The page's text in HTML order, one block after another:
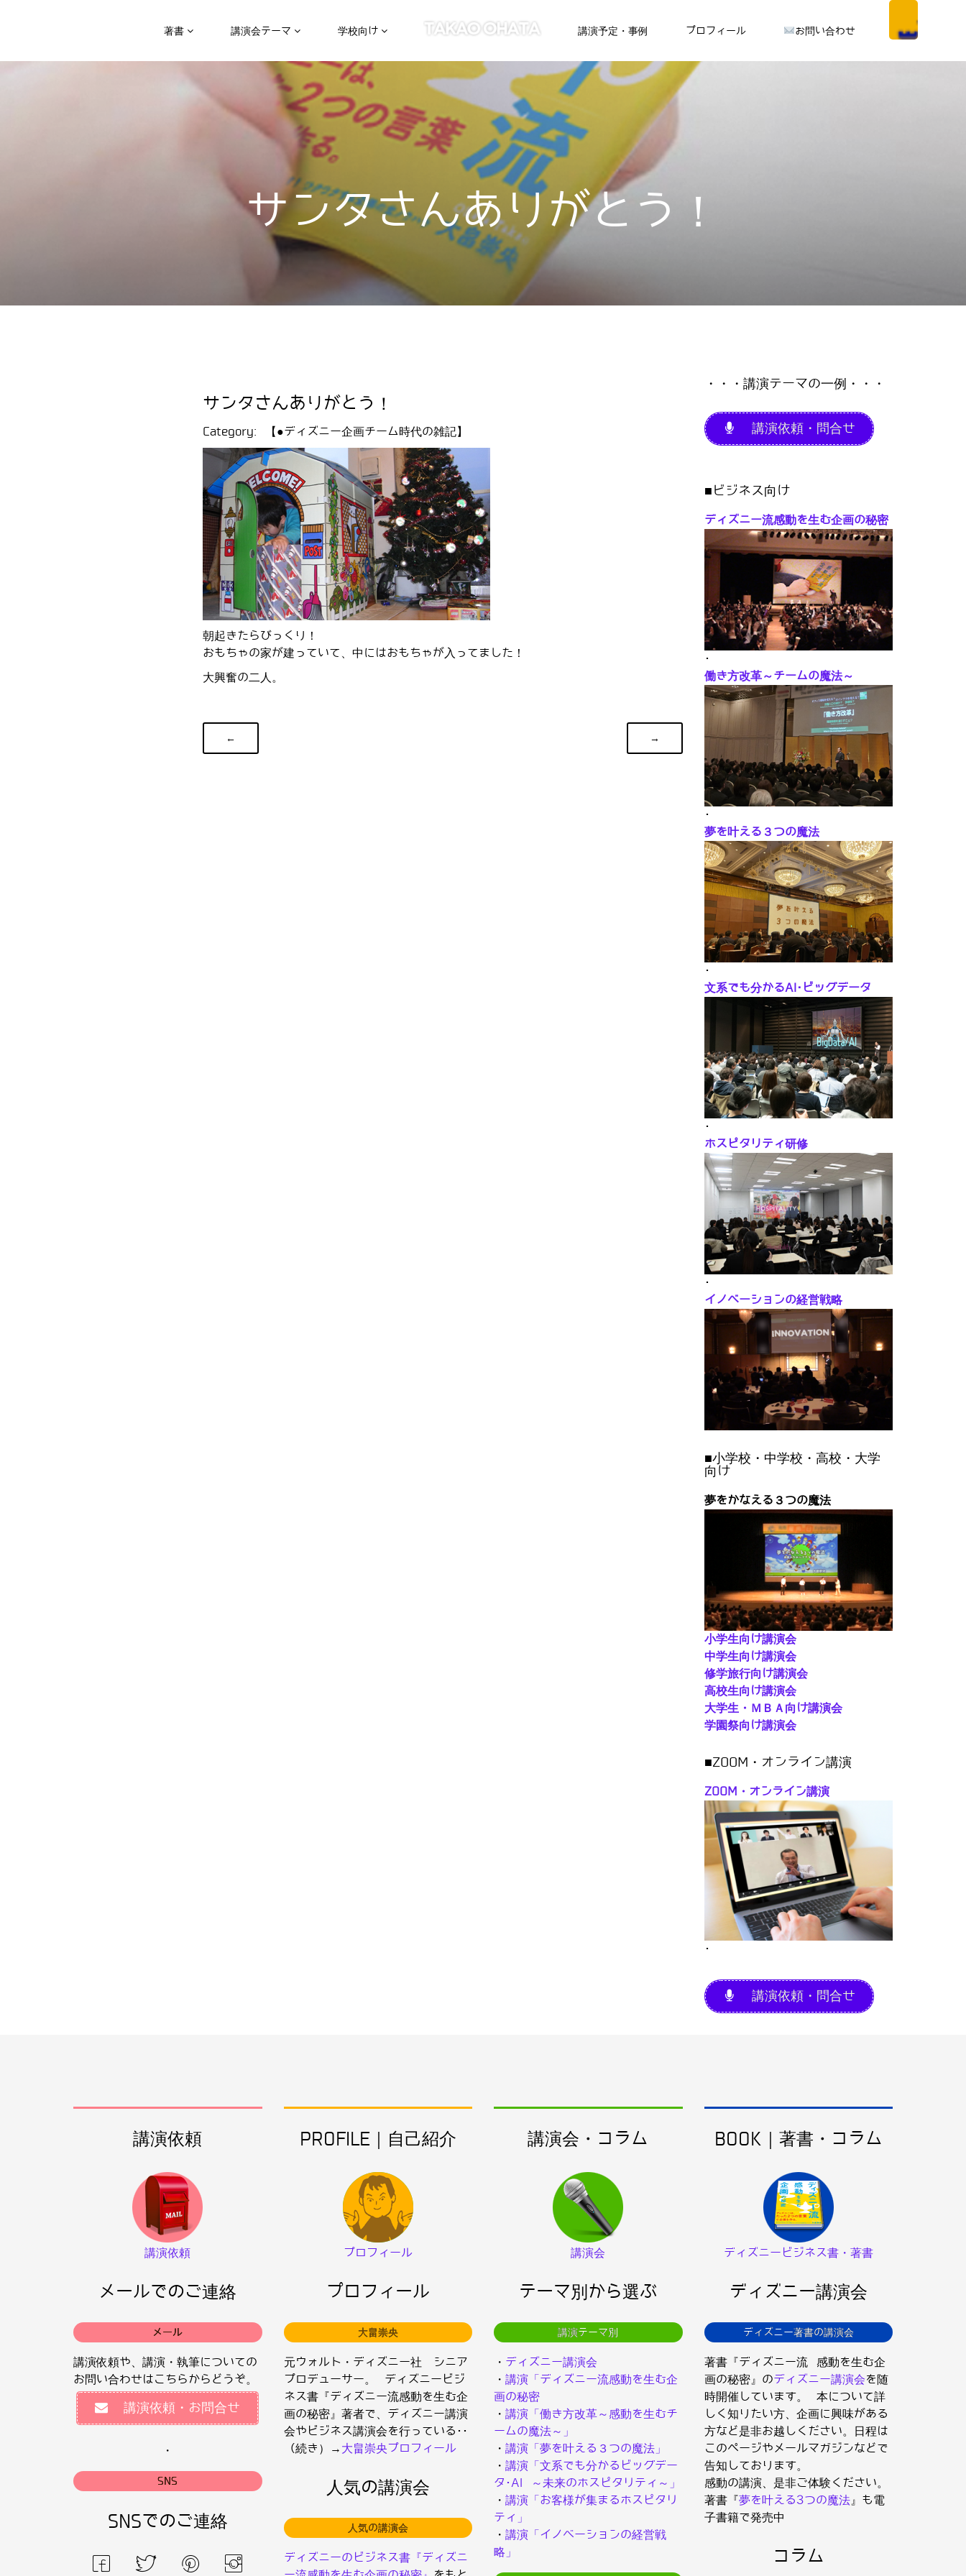
著書 講演会テーマ 学校向け 講演予定・事例 プロフィール お問い合わせ
サンタさんありがとう！
サンタさんありがとう！
Category: 【●ディズニー企画チーム時代の雑記】
朝起きたらびっくり！
おもちゃの家が建っていて、中にはおもちゃが入ってました！
大興奮の二人。
← →
・・・講演テーマの一例・・・
講演依頼・問合せ
■ビジネス向け
ディズニー流感動を生む企画の秘密
･
働き方改革～チームの魔法～
･
夢を叶える３つの魔法
･
文系でも分かるAI･ビッグデータ
･
ホスピタリティ研修
･
イノベーションの経営戦略
■小学校・中学校・高校・大学
向け
夢をかなえる３つの魔法
小学生向け講演会
中学生向け講演会
修学旅行向け講演会
高校生向け講演会
大学生・ＭＢＡ向け講演会
学園祭向け講演会
■ZOOM・オンライン講演
ZOOM・オンライン講演
･
講演依頼・問合せ
講演依頼
講演依頼
メールでのご連絡
メール
講演依頼や、講演・執筆についての
お問い合わせはこちらからどうぞ。
講演依頼・お問合せ
・
SNS
SNSでのご連絡
PROFILE｜自己紹介
プロフィール
プロフィール
大畠崇央
元ウォルト・ディズニー社 シニア
プロデューサー。 ディズニービジ
ネス書『ディズニー流感動を生む企
画の秘密』著者で、ディズニー講演
会やビジネス講演会を行っている･･
（続き）→ 大畠崇央プロフィール
人気の講演会
人気の講演会
ディズニーのビジネス書『ディズニ
講演会・コラム
講演会
テーマ別から選ぶ
講演テーマ別
・ ディズニー講演会
・ 講演「ディズニー流感動を生む企
画の秘密
・ 講演「働き方改革～感動を生むチ
ームの魔法～」
・ 講演「夢を叶える３つの魔法」
・ 講演「文系でも分かるビッグデー
タ･AI ～未来のホスピタリティ～」
・ 講演「お客様が集まるホスピタリ
ティ」
・ 講演「イノベーションの経営戦
略」
BOOK｜著書・コラム
ディズニービジネス書・著書
ディズニー講演会
ディズニー著書の講演会
著書『ディズニー流 感動を生む企
画の秘密』のディズニー講演会を随
時開催しています。 本について詳
しく知りたい方、企画に興味がある
方など是非お越しください。日程は
このページやメールマガジンなどで
告知しております。
感動の講演、是非ご体験ください。
著書『夢を叶える3つの魔法』も電
子書籍で発売中
コラム